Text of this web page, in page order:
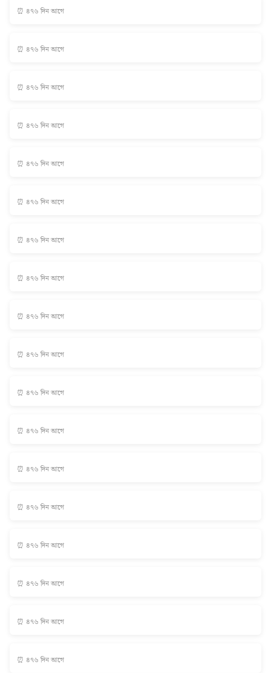
⏰ ৪৭৬ দিন আগে
⏰ ৪৭৬ দিন আগে
⏰ ৪৭৬ দিন আগে
⏰ ৪৭৬ দিন আগে
⏰ ৪৭৬ দিন আগে
⏰ ৪৭৬ দিন আগে
⏰ ৪৭৬ দিন আগে
⏰ ৪৭৬ দিন আগে
⏰ ৪৭৬ দিন আগে
⏰ ৪৭৬ দিন আগে
⏰ ৪৭৬ দিন আগে
⏰ ৪৭৬ দিন আগে
⏰ ৪৭৬ দিন আগে
⏰ ৪৭৬ দিন আগে
⏰ ৪৭৬ দিন আগে
⏰ ৪৭৬ দিন আগে
⏰ ৪৭৬ দিন আগে
⏰ ৪৭৬ দিন আগে